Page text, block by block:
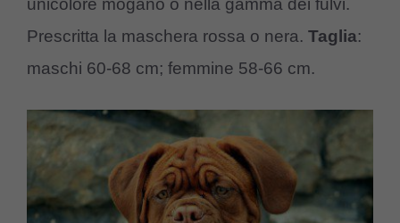
unicolore mogano o nella gamma dei fulvi.
Prescritta la maschera rossa o nera. Taglia:
maschi 60-68 cm; femmine 58-66 cm.